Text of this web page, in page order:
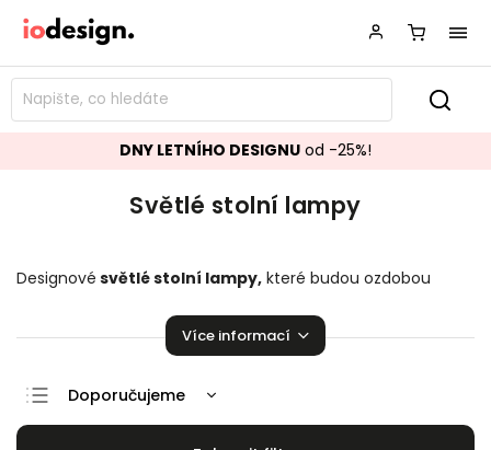
DNY LETNÍHO DESIGNU od -25%!
Světlé stolní lampy
Designové světlé stolní lampy, které budou ozdobou
Více informací
Doporučujeme
Nejlevnější